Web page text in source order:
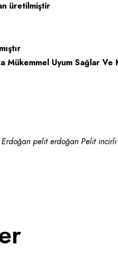
üretilmiştir
Mükemmel Uyum Sağlar Ve
Erdoğan pelit erdoğan Pelit